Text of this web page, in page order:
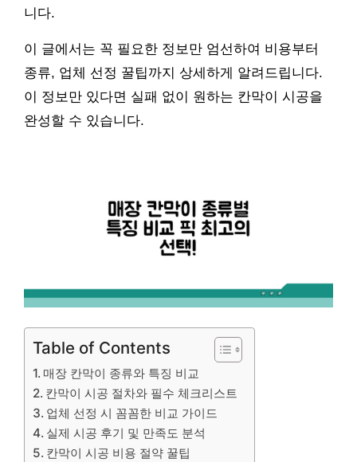
니다.
이 글에서는 꼭 필요한 정보만 엄선하여 비용부터
종류, 업체 선정 꿀팁까지 상세하게 알려드립니다.
이 정보만 있다면 실패 없이 원하는 칸막이 시공을
완성할 수 있습니다.
Table of Contents
매장 칸막이 종류와 특징 비교
칸막이 시공 절차와 필수 체크리스트
업체 선정 시 꼼꼼한 비교 가이드
실제 시공 후기 및 만족도 분석
칸막이 시공 비용 절약 꿀팁